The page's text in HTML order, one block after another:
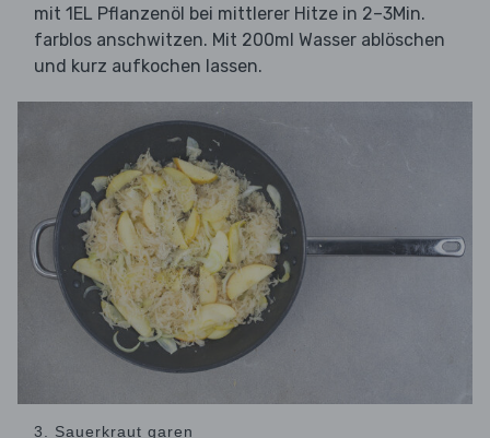
mit 1EL Pflanzenöl bei mittlerer Hitze in 2–3Min.
farblos anschwitzen. Mit 200ml Wasser ablöschen
und kurz aufkochen lassen.
3. Sauerkraut garen